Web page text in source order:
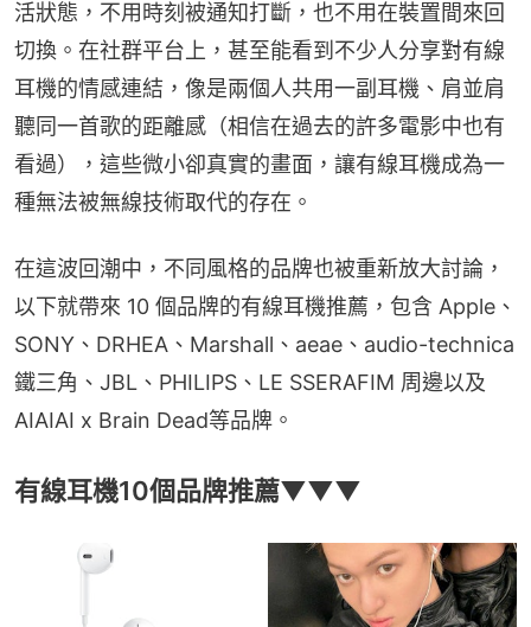
活狀態，不用時刻被通知打斷，也不用在裝置間來回
切換。在社群平台上，甚至能看到不少人分享對有線
耳機的情感連結，像是兩個人共用一副耳機、肩並肩
聽同一首歌的距離感（相信在過去的許多電影中也有
看過），這些微小卻真實的畫面，讓有線耳機成為一
種無法被無線技術取代的存在。
在這波回潮中，不同風格的品牌也被重新放大討論，
以下就帶來 10 個品牌的有線耳機推薦，包含 Apple、
SONY、DRHEA、Marshall、aeae、audio-technica
鐵三角、JBL、PHILIPS、LE SSERAFIM 周邊以及
AIAIAI x Brain Dead等品牌。
有線耳機10個品牌推薦▼▼▼